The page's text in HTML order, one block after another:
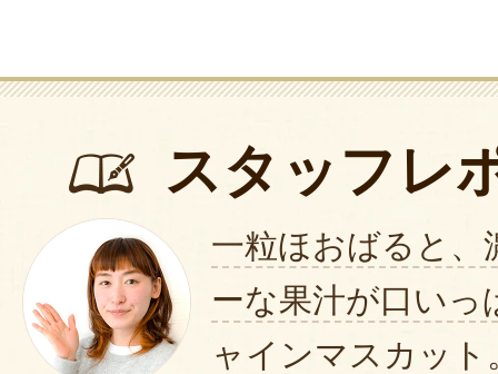
スタッフレ
一粒ほおばると、
ーな果汁が口いっ
ャインマスカッ